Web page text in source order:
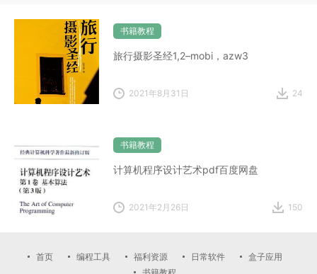
书籍教程
旅行摄影圣经1,2–mobi，azw3
2021年8月31日 24
书籍教程
计算机程序设计艺术pdf百度网盘
2021年2月26日 150
首页 编程工具 福利资源 日常软件
盒子应用